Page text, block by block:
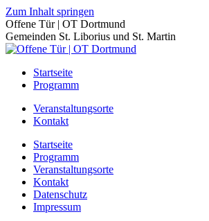
Zum Inhalt springen
Offene Tür | OT Dortmund
Gemeinden St. Liborius und St. Martin
Startseite
Programm
Veranstaltungsorte
Kontakt
Startseite
Programm
Veranstaltungsorte
Kontakt
Datenschutz
Impressum